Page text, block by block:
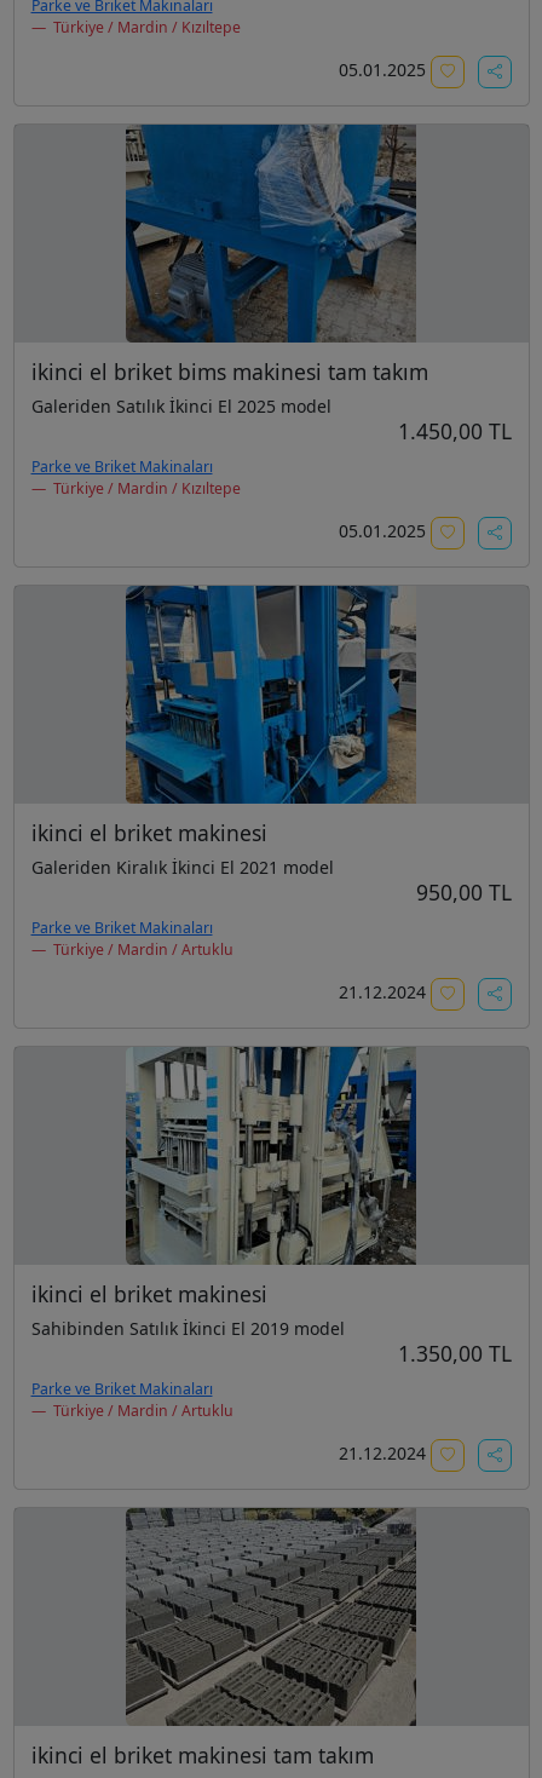
Parke ve Briket Makinaları
Türkiye / Mardin / Kızıltepe
05.01.2025
ikinci el briket bims makinesi tam takım
Galeriden Satılık İkinci El 2025 model
1.450,00 TL
Parke ve Briket Makinaları
Türkiye / Mardin / Kızıltepe
05.01.2025
ikinci el briket makinesi
Galeriden Kiralık İkinci El 2021 model
950,00 TL
Parke ve Briket Makinaları
Türkiye / Mardin / Artuklu
21.12.2024
ikinci el briket makinesi
Sahibinden Satılık İkinci El 2019 model
1.350,00 TL
Parke ve Briket Makinaları
Türkiye / Mardin / Artuklu
21.12.2024
ikinci el briket makinesi tam takım